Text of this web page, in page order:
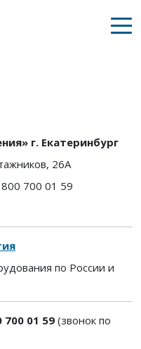
г. Екатеринбург
26А
700 01 59
по России и
700 01 59 (звонок по